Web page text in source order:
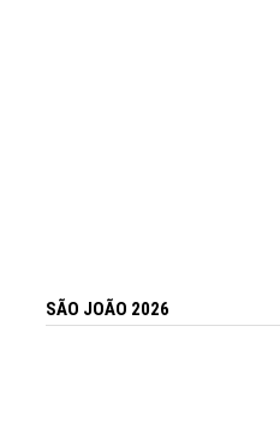
SÃO JOÃO 2026